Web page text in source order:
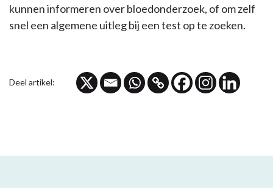
kunnen informeren over bloedonderzoek, of om zelf
snel een algemene uitleg bij een test op te zoeken.
Deel artikel: